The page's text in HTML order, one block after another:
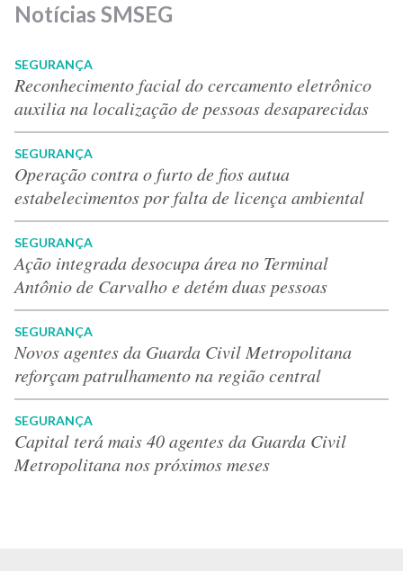
Notícias SMSEG
SEGURANÇA
Reconhecimento facial do cercamento eletrônico
auxilia na localização de pessoas desaparecidas
SEGURANÇA
Operação contra o furto de fios autua
estabelecimentos por falta de licença ambiental
SEGURANÇA
Ação integrada desocupa área no Terminal
Antônio de Carvalho e detém duas pessoas
SEGURANÇA
Novos agentes da Guarda Civil Metropolitana
reforçam patrulhamento na região central
SEGURANÇA
Capital terá mais 40 agentes da Guarda Civil
Metropolitana nos próximos meses